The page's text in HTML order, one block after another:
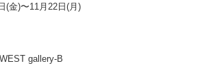
(金)〜11月22日(月)
gallery-B